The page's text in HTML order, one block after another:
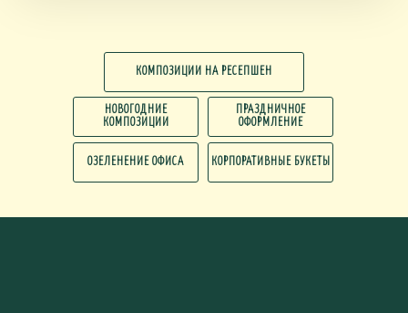
ОЗЕЛЕНЕНИЕ ОФИСА КОРПОРАТИВНЫЕ БУКЕТЫ
КОМПОЗИЦИИ НА РЕСЕПШЕН
НОВОГОДНИЕ
КОМПОЗИЦИИ
ПРАЗДНИЧНОЕ
ОФОРМЛЕНИЕ